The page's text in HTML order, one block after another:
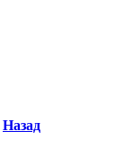
Назад